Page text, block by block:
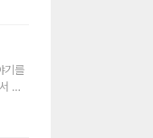
기를
들